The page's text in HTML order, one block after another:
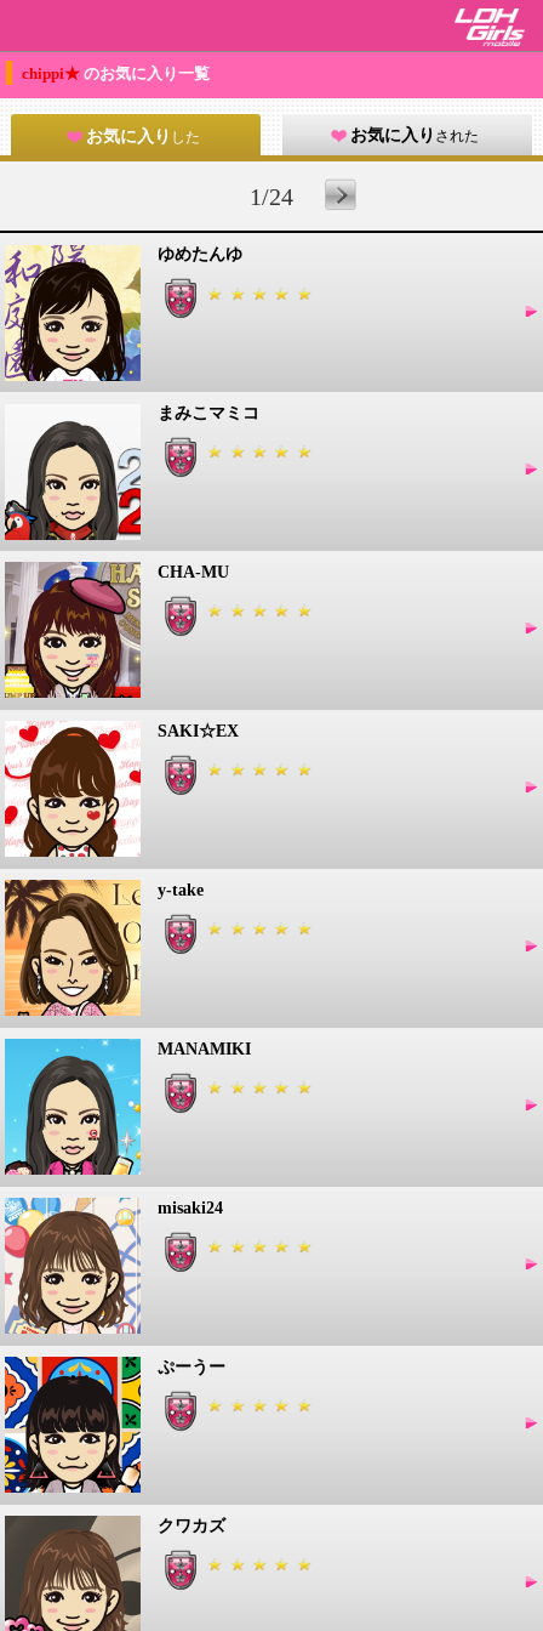
chippi★ のお気に入り一覧
お気に入り した お気に入り された
1/24
ゆめたんゆ
まみこマミコ
CHA-MU
SAKI☆EX
y-take
MANAMIKI
misaki24
ぷーうー
クワカズ